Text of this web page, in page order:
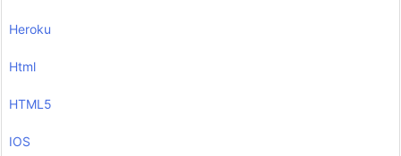
Heroku
Html
HTML5
IOS